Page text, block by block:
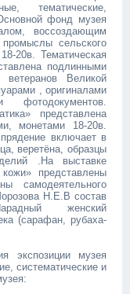
тематические,
фонд музея
воссоздающим
сельского
20в. Тематическая
подлинными
Великой
, оригиналами
представлена
монетами 18-20в.
включает в
веретёна, образцы
.На выставке
представлены
самодеятельного
Н.Е.В состав
женский
(сарафан, рубаха-
экспозиции музея
систематические и